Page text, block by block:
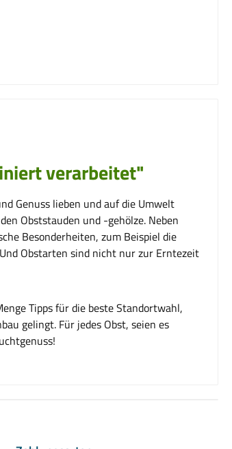
verarbeitet"
Genuss lieben und auf die Umwelt
Obststauden und -gehölze. Neben
Besonderheiten, zum Beispiel die
Obstarten sind nicht nur zur Erntezeit
Tipps für die beste Standortwahl,
gelingt. Für jedes Obst, seien es